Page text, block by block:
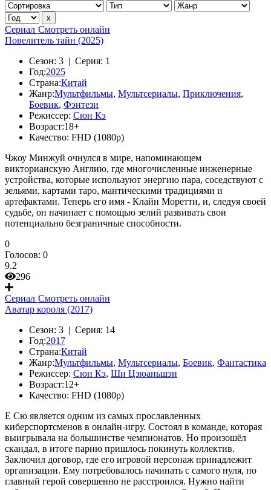
Сериал Смотреть онлайн
Повелитель тайн (2025)
Сезон: 3 | Серия: 1
Год:2025
Страна:Китай
Жанр:Мультфильмы, Мультсериалы, Приключения,
Боевик, Фэнтези
Режиссер: Сюн Кэ
Возраст:18+
Качество: FHD (1080p)
Чжоу Минжуй очнулся в мире, напоминающем
викторианскую Англию, где многочисленные инженерные
устройства, которые используют энергию пара, соседствуют с
зельями, картами таро, мантическими традициями и
артефактами. Теперь его имя - Клайн Моретти, и, следуя своей
судьбе, он начинает с помощью зелий развивать свои
потенциально безграничные способности.
0
Голосов: 0
9.2
296
Сериал Смотреть онлайн
Аватар короля (2017)
Сезон: 3 | Серия: 14
Год:2017
Страна:Китай
Жанр:Мультфильмы, Мультсериалы, Боевик, Фантастика
Режиссер: Сюн Кэ, Ши Цзюаньшэн
Возраст:12+
Качество: FHD (1080p)
Е Сю является одним из самых прославленных
киберспортсменов в онлайн-игру. Состоял в команде, которая
выигрывала на большинстве чемпионатов. Но произошёл
скандал, в итоге парню пришлось покинуть коллектив.
Заключил договор, где его игровой персонаж принадлежит
организации. Ему потребовалось начинать с самого нуля, но
главный герой совершенно не расстроился. Нужно найти